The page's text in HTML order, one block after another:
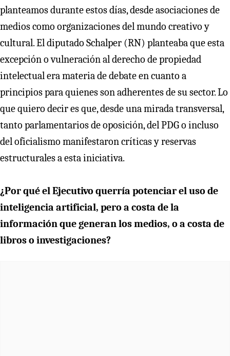
planteamos durante estos días, desde asociaciones de
medios como organizaciones del mundo creativo y
cultural. El diputado Schalper (RN) planteaba que esta
excepción o vulneración al derecho de propiedad
intelectual era materia de debate en cuanto a
principios para quienes son adherentes de su sector. Lo
que quiero decir es que, desde una mirada transversal,
tanto parlamentarios de oposición, del PDG o incluso
del oficialismo manifestaron críticas y reservas
estructurales a esta iniciativa.
¿Por qué el Ejecutivo querría potenciar el uso de
inteligencia artificial, pero a costa de la
información que generan los medios, o a costa de
libros o investigaciones?